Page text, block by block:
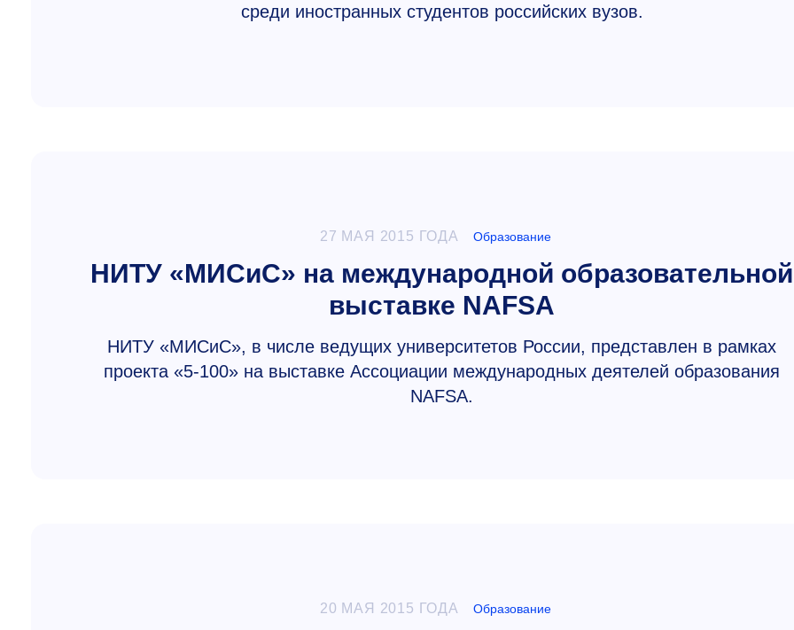
среди иностранных студентов российских вузов.
27 МАЯ 2015 ГОДА Образование
НИТУ «МИСиС» на международной образовательной
выставке NAFSA
НИТУ «МИСиС», в числе ведущих университетов России, представлен в рамках
проекта «5-100» на выставке Ассоциации международных деятелей образования
NAFSA.
20 МАЯ 2015 ГОДА Образование